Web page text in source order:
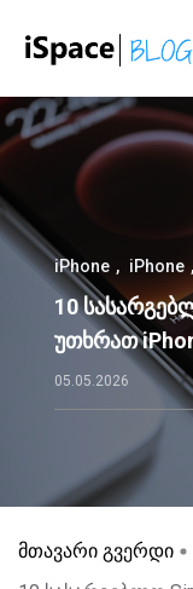
iPhone iPhone
10
უთხრათ
05.05.2026
მთავარი გვერდი